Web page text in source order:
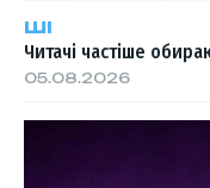
ШІ
Читачі частіше
05.08.2026